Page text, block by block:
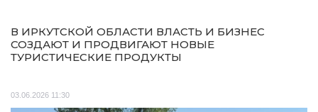
В ИРКУТСКОЙ ОБЛАСТИ ВЛАСТЬ И БИЗНЕС
СОЗДАЮТ И ПРОДВИГАЮТ НОВЫЕ
ТУРИСТИЧЕСКИЕ ПРОДУКТЫ
03.06.2026 11:30